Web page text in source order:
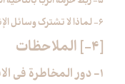
6- لماذا لا تشترك وسائل الإنتاج في الربح؟
[4-] الملاحظات‏
1- دور المخاطرة في الاقتصاد الإسلامي